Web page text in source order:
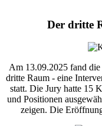
Der dritte
Am 13.09.2025 fand
dritte Raum - eine
statt. Die Jury hatte 15
und Positionen
zeigen. Die